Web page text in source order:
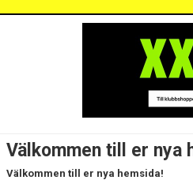
Välkommen till er nya
Välkommen till er nya hemsida!